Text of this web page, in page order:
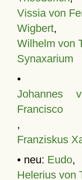
Vissia von
Wigbert,
Wilhelm von
Synaxarium
•
Johannes
Francisco
,
Franziskus
• neu: Eudo,
Helerius von